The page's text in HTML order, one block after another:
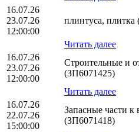
16.07.26
23.07.26
12:00:00
плинтуса,
Читать далее
16.07.26
23.07.26
12:00:00
Строительные и
(ЗП6071425)
Читать далее
16.07.26
22.07.26
15:00:00
Запасные части к
(ЗП6071418)